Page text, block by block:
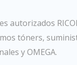
autorizados
tóners,
y OMEGA.